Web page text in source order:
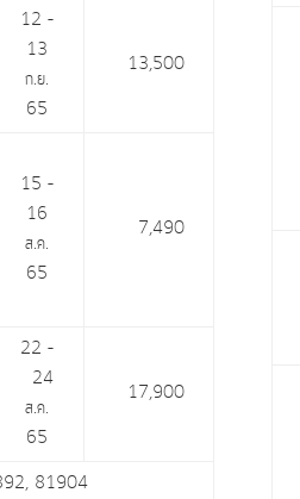
12 –
13
ก.ย.
65
13,500
15 –
16
ส.ค.
65
7,490
22 –
24
ส.ค.
65
17,900
81904